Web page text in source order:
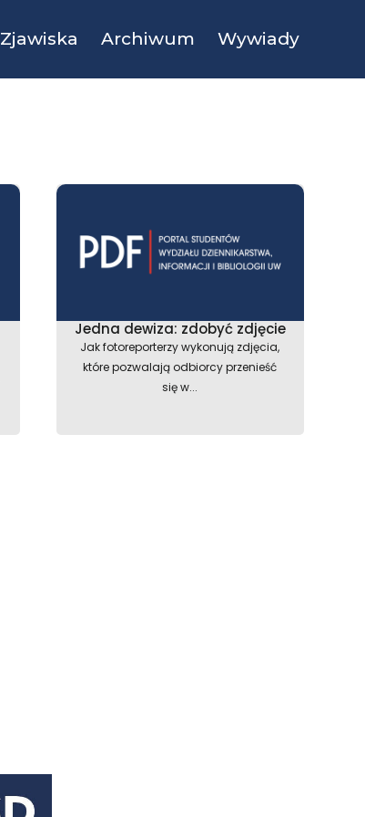
Zjawiska Archiwum Wywiady
Jedna dewiza: zdobyć zdjęcie
Jak fotoreporterzy wykonują zdjęcia,
które pozwalają odbiorcy przenieść
się w...